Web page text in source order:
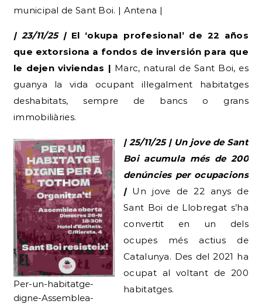
municipal de Sant Boi. | Antena |
| 23/11/25 |El ‘okupa profesional’ de 22 años
que extorsiona a fondos de inversión para que
le dejen viviendas | Marc, natural de Sant Boi, es
guanya la vida ocupant il·legalment habitatges
deshabitats, sempre de bancs o grans
immobiliàries.
Per-un-habitatge-
digne-Assemblea-
| 25/11/25 | Un jove de Sant
Boi acumula més de 200
denúncies per ocupacions
|Un jove de 22 anys de
Sant Boi de Llobregat s’ha
convertit en un dels
ocupes més actius de
Catalunya. Des del 2021 ha
ocupat al voltant de 200
habitatges.